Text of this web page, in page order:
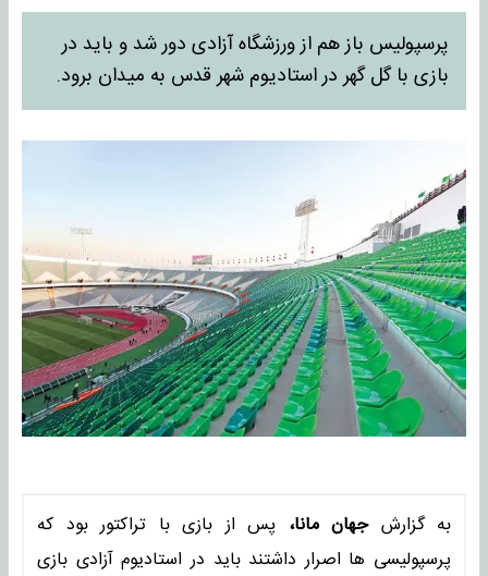
پرسپولیس باز هم از ورزشگاه آزادی دور شد و باید در
بازی با گل گهر در استادیوم شهر قدس به میدان برود.
به گزارشجهان مانا، پس از بازی با تراکتور بود که
پرسپولیسی ها اصرار داشتند باید در استادیوم آزادی بازی